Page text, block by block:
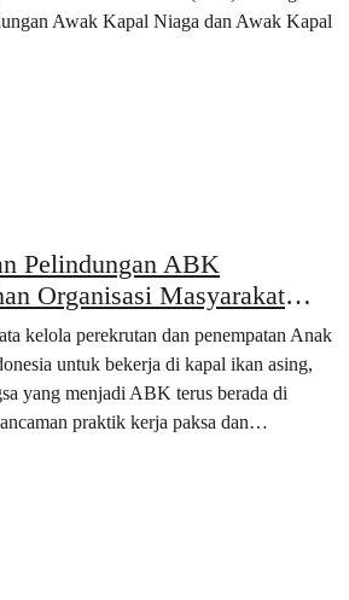
Awak Kapal Niaga dan Awak Kapal
Pelindungan ABK
Organisasi Masyarakat
Jalan Ratifikasi Konvensi
kelola perekrutan dan penempatan Anak
untuk bekerja di kapal ikan asing,
yang menjadi ABK terus berada di
praktik kerja paksa dan